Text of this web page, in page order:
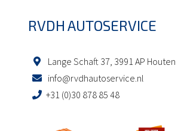
RVDH AUTOSERVICE
Lange Schaft 37, 3991 AP Houten
info@rvdhautoservice.nl
+31 (0)30 878 85 48